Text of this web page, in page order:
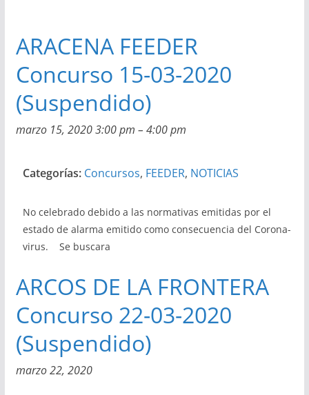
ARACENA FEEDER
Concurso 15-03-2020
(Suspendido)
marzo 15, 2020 3:00 pm – 4:00 pm
Categorías: Concursos, FEEDER, NOTICIAS
No celebrado debido a las normativas emitidas por el
estado de alarma emitido como consecuencia del Corona-
virus. Se buscara
ARCOS DE LA FRONTERA
Concurso 22-03-2020
(Suspendido)
marzo 22, 2020